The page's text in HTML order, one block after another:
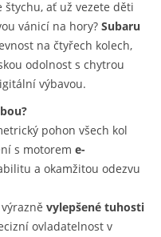
štychu, ať už vezete děti
vánicí na hory? Subaru
na čtyřech kolech,
odolnost s chytrou
výbavou.
pohon všech kol
s motorem e-
a okamžitou odezvu
vylepšené tuhosti
ovladatelnost v